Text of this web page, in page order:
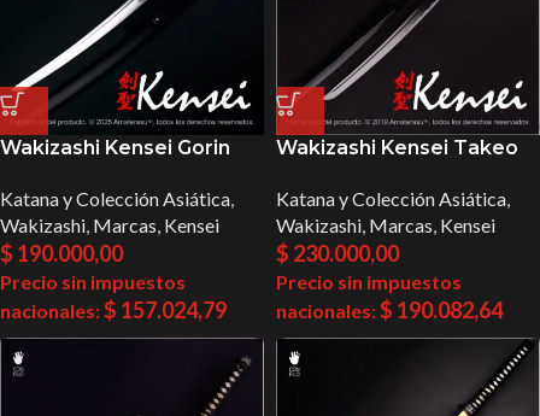
Wakizashi Kensei Gorin
Katana y Colección Asiática,
Wakizashi, Marcas, Kensei
$ 190.000,00
Precio sin impuestos
nacionales:$ 157.024,79
Wakizashi Kensei Takeo
Katana y Colección Asiática,
Wakizashi, Marcas, Kensei
$ 230.000,00
Precio sin impuestos
nacionales:$ 190.082,64